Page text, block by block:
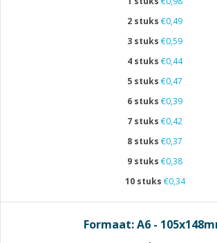
2 stuks €0,49
3 stuks €0,59
4 stuks €0,44
5 stuks €0,47
6 stuks €0,39
7 stuks €0,42
8 stuks €0,37
9 stuks €0,38
10 stuks €0,34
Formaat: A6 -